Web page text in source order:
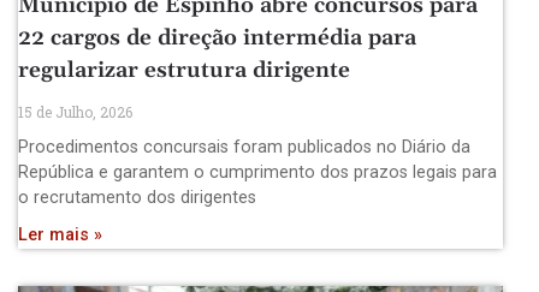
22 cargos de direção intermédia para
regularizar estrutura dirigente
15 de Julho, 2026
Procedimentos concursais foram publicados no Diário da
República e garantem o cumprimento dos prazos legais para
o recrutamento dos dirigentes
Ler mais »